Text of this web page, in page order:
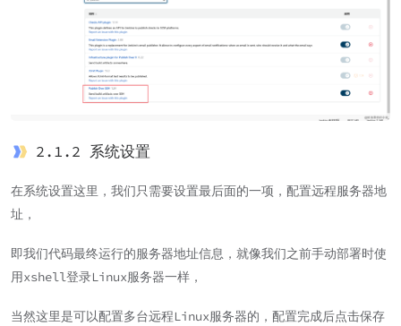
2.1.2 系统设置
在系统设置这里，我们只需要设置最后面的一项，配置远程服务器地
址，
即我们代码最终运行的服务器地址信息，就像我们之前手动部署时使
用xshell登录Linux服务器一样，
当然这里是可以配置多台远程Linux服务器的，配置完成后点击保存